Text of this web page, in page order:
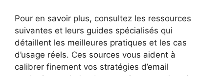
Pour en savoir plus, consultez les ressources
suivantes et leurs guides spécialisés qui
détaillent les meilleures pratiques et les cas
d’usage réels. Ces sources vous aident à
calibrer finement vos stratégies d’email